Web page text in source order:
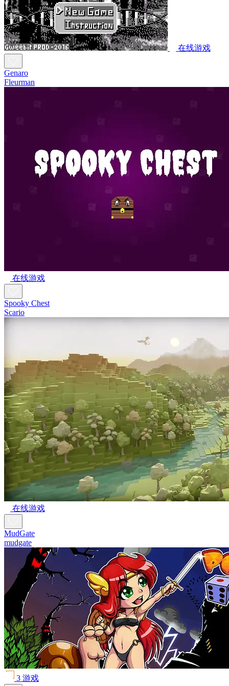
在线游戏
Genaro
Fleurman
在线游戏
Spooky Chest
Scario
在线游戏
MudGate
mudgate
3 游戏